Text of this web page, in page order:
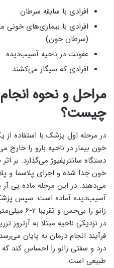
افرادی با سابقه سرطان
افرادی با بیماری‌های
(سرطان خون)
عفونت در ناحیه آسیب‌دیده
افرادی که سیگار می‌کشند
مراحل و نحوه
چیست؟
خون بیمار در ناحیه بازو را
دستگاه سانتریفیوژ می‌گذارد. بر
می‌دهند. در این مرحله ماده پی آر
آسیب‌دیده آماده است. سپس
زانو را
در نزدیکی ناحیه مبتلا به
فرآیند انجام درمان به پایان
درد و سفتی زانو را احساس کند که
طبیعی است.